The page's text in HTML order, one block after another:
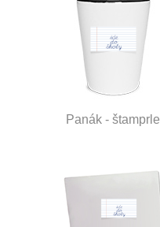
Panák - štamprle